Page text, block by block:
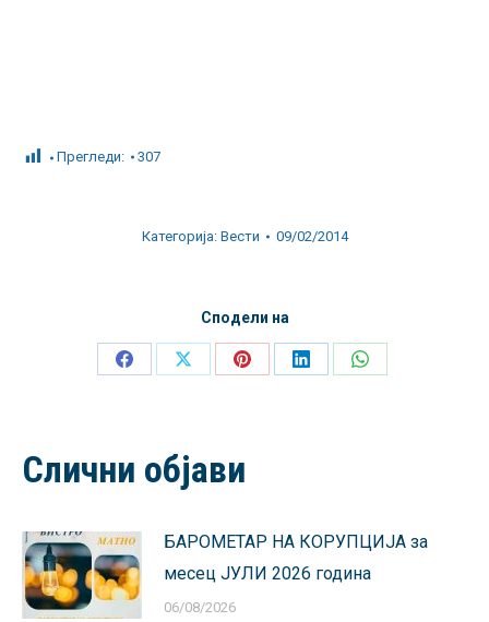
Прегледи: 307
Категорија: Вести 09/02/2014
Сподели на
Share
Share
Share
Share
Share
Слични објави
БАРОМЕТАР НА КОРУПЦИЈА за
месец ЈУЛИ 2026 година
06/08/2026